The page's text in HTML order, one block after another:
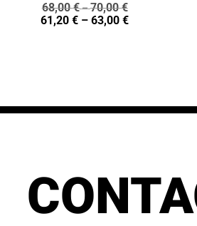
68,00€–70,00€Price
range:
61,20€ – 63,00€Price